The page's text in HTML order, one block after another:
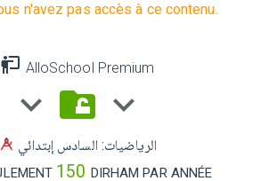
n'avez pas accès à ce contenu.
AlloSchool Premium
الرياضيات: السادس إبتدائي
150 DIRHAM PAR ANNÉE